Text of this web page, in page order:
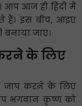
आप आज ही हिंदी में
हैं। इस बीच, आइए
जाए।
के लिए
जाप करने के लिए
भगवान कृष्ण को